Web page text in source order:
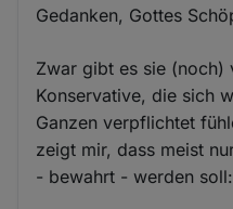
Gedanken, Gottes
Zwar gibt es sie (noch)
Konservative, die sich
Ganzen verpflichtet
zeigt mir, dass meist
- bewahrt - werden soll: